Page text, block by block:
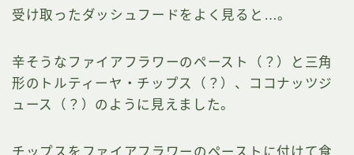
受け取ったダッシュフードをよく見ると…。
辛そうなファイアフラワーのペースト（？）と三角
形のトルティーヤ・チップス（？）、ココナッツジ
ュース（？）のように見えました。
チップスをファイアフラワーのペーストに付けて食